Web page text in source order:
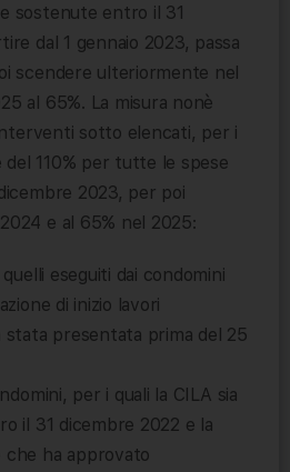
sostenute entro il 31
dal 1 gennaio 2023, passa
scendere ulteriormente nel
al 65%. La misura nonè
sotto elencati, per i
del 110% per tutte le spese
2023, per poi
e al 65% nel 2025:
eseguiti dai condomini
di inizio lavori
stata presentata prima del 25
per i quali la CILA sia
il 31 dicembre 2022 e la
che ha approvato